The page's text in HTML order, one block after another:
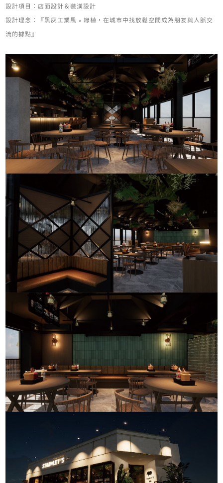
設計項目：店面設計＆裝潢設計
設計理念：『黑灰工業風 × 綠植，在城市中找放鬆空間成為朋友與人脈交
流的據點』